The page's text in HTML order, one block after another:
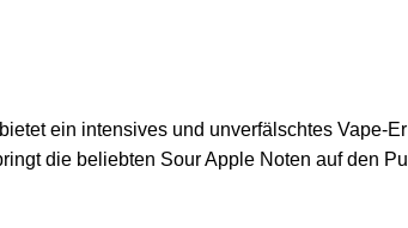
ein intensives und unverfälschtes Vape-
die beliebten Sour Apple Noten auf den